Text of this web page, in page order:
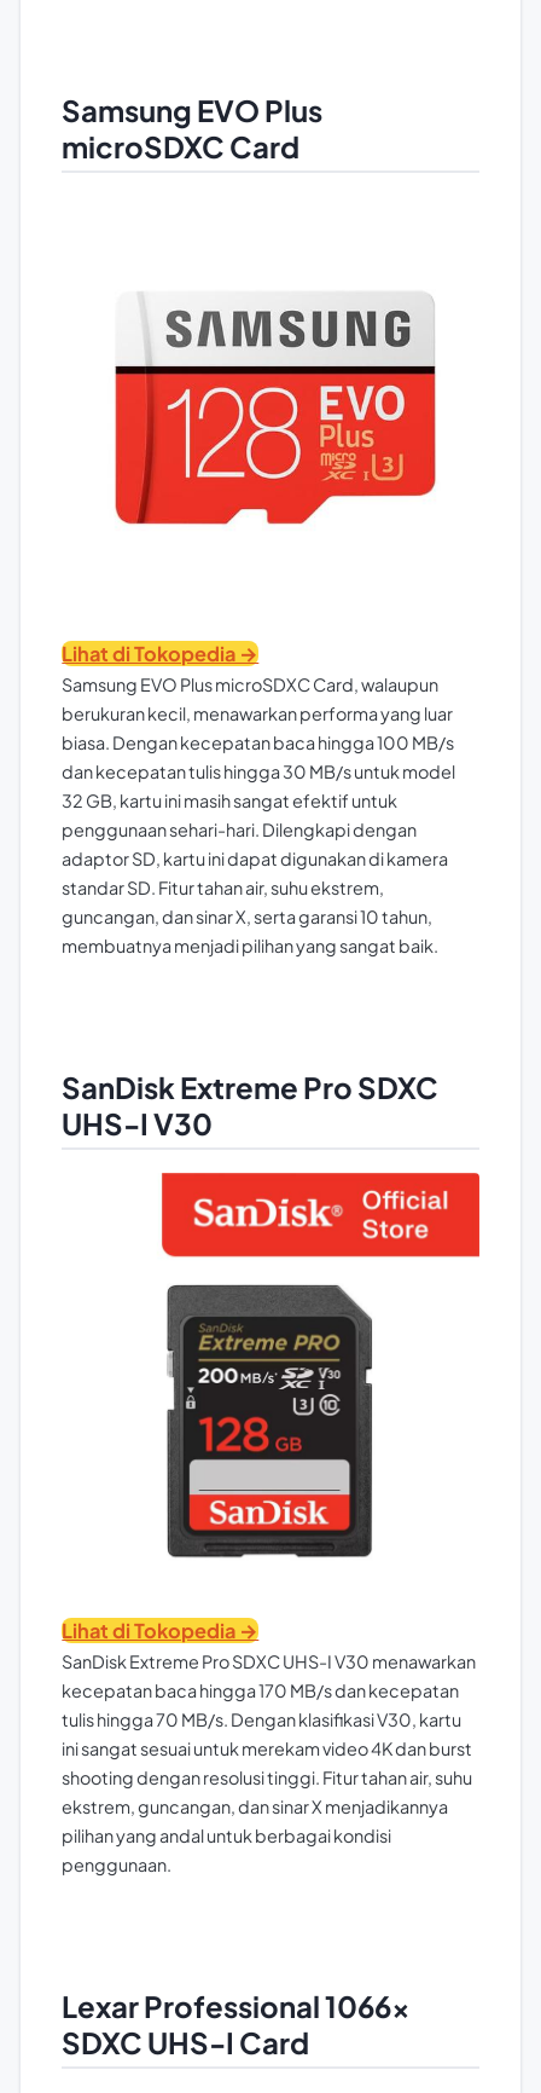
Samsung EVO Plus
microSDXC Card
Lihat di Tokopedia →
Samsung EVO Plus microSDXC Card, walaupun
berukuran kecil, menawarkan performa yang luar
biasa. Dengan kecepatan baca hingga 100 MB/s
dan kecepatan tulis hingga 30 MB/s untuk model
32 GB, kartu ini masih sangat efektif untuk
penggunaan sehari-hari. Dilengkapi dengan
adaptor SD, kartu ini dapat digunakan di kamera
standar SD. Fitur tahan air, suhu ekstrem,
guncangan, dan sinar X, serta garansi 10 tahun,
membuatnya menjadi pilihan yang sangat baik.
SanDisk Extreme Pro SDXC
UHS-I V30
Lihat di Tokopedia →
SanDisk Extreme Pro SDXC UHS-I V30 menawarkan
kecepatan baca hingga 170 MB/s dan kecepatan
tulis hingga 70 MB/s. Dengan klasifikasi V30, kartu
ini sangat sesuai untuk merekam video 4K dan burst
shooting dengan resolusi tinggi. Fitur tahan air, suhu
ekstrem, guncangan, dan sinar X menjadikannya
pilihan yang andal untuk berbagai kondisi
penggunaan.
Lexar Professional 1066x
SDXC UHS-I Card